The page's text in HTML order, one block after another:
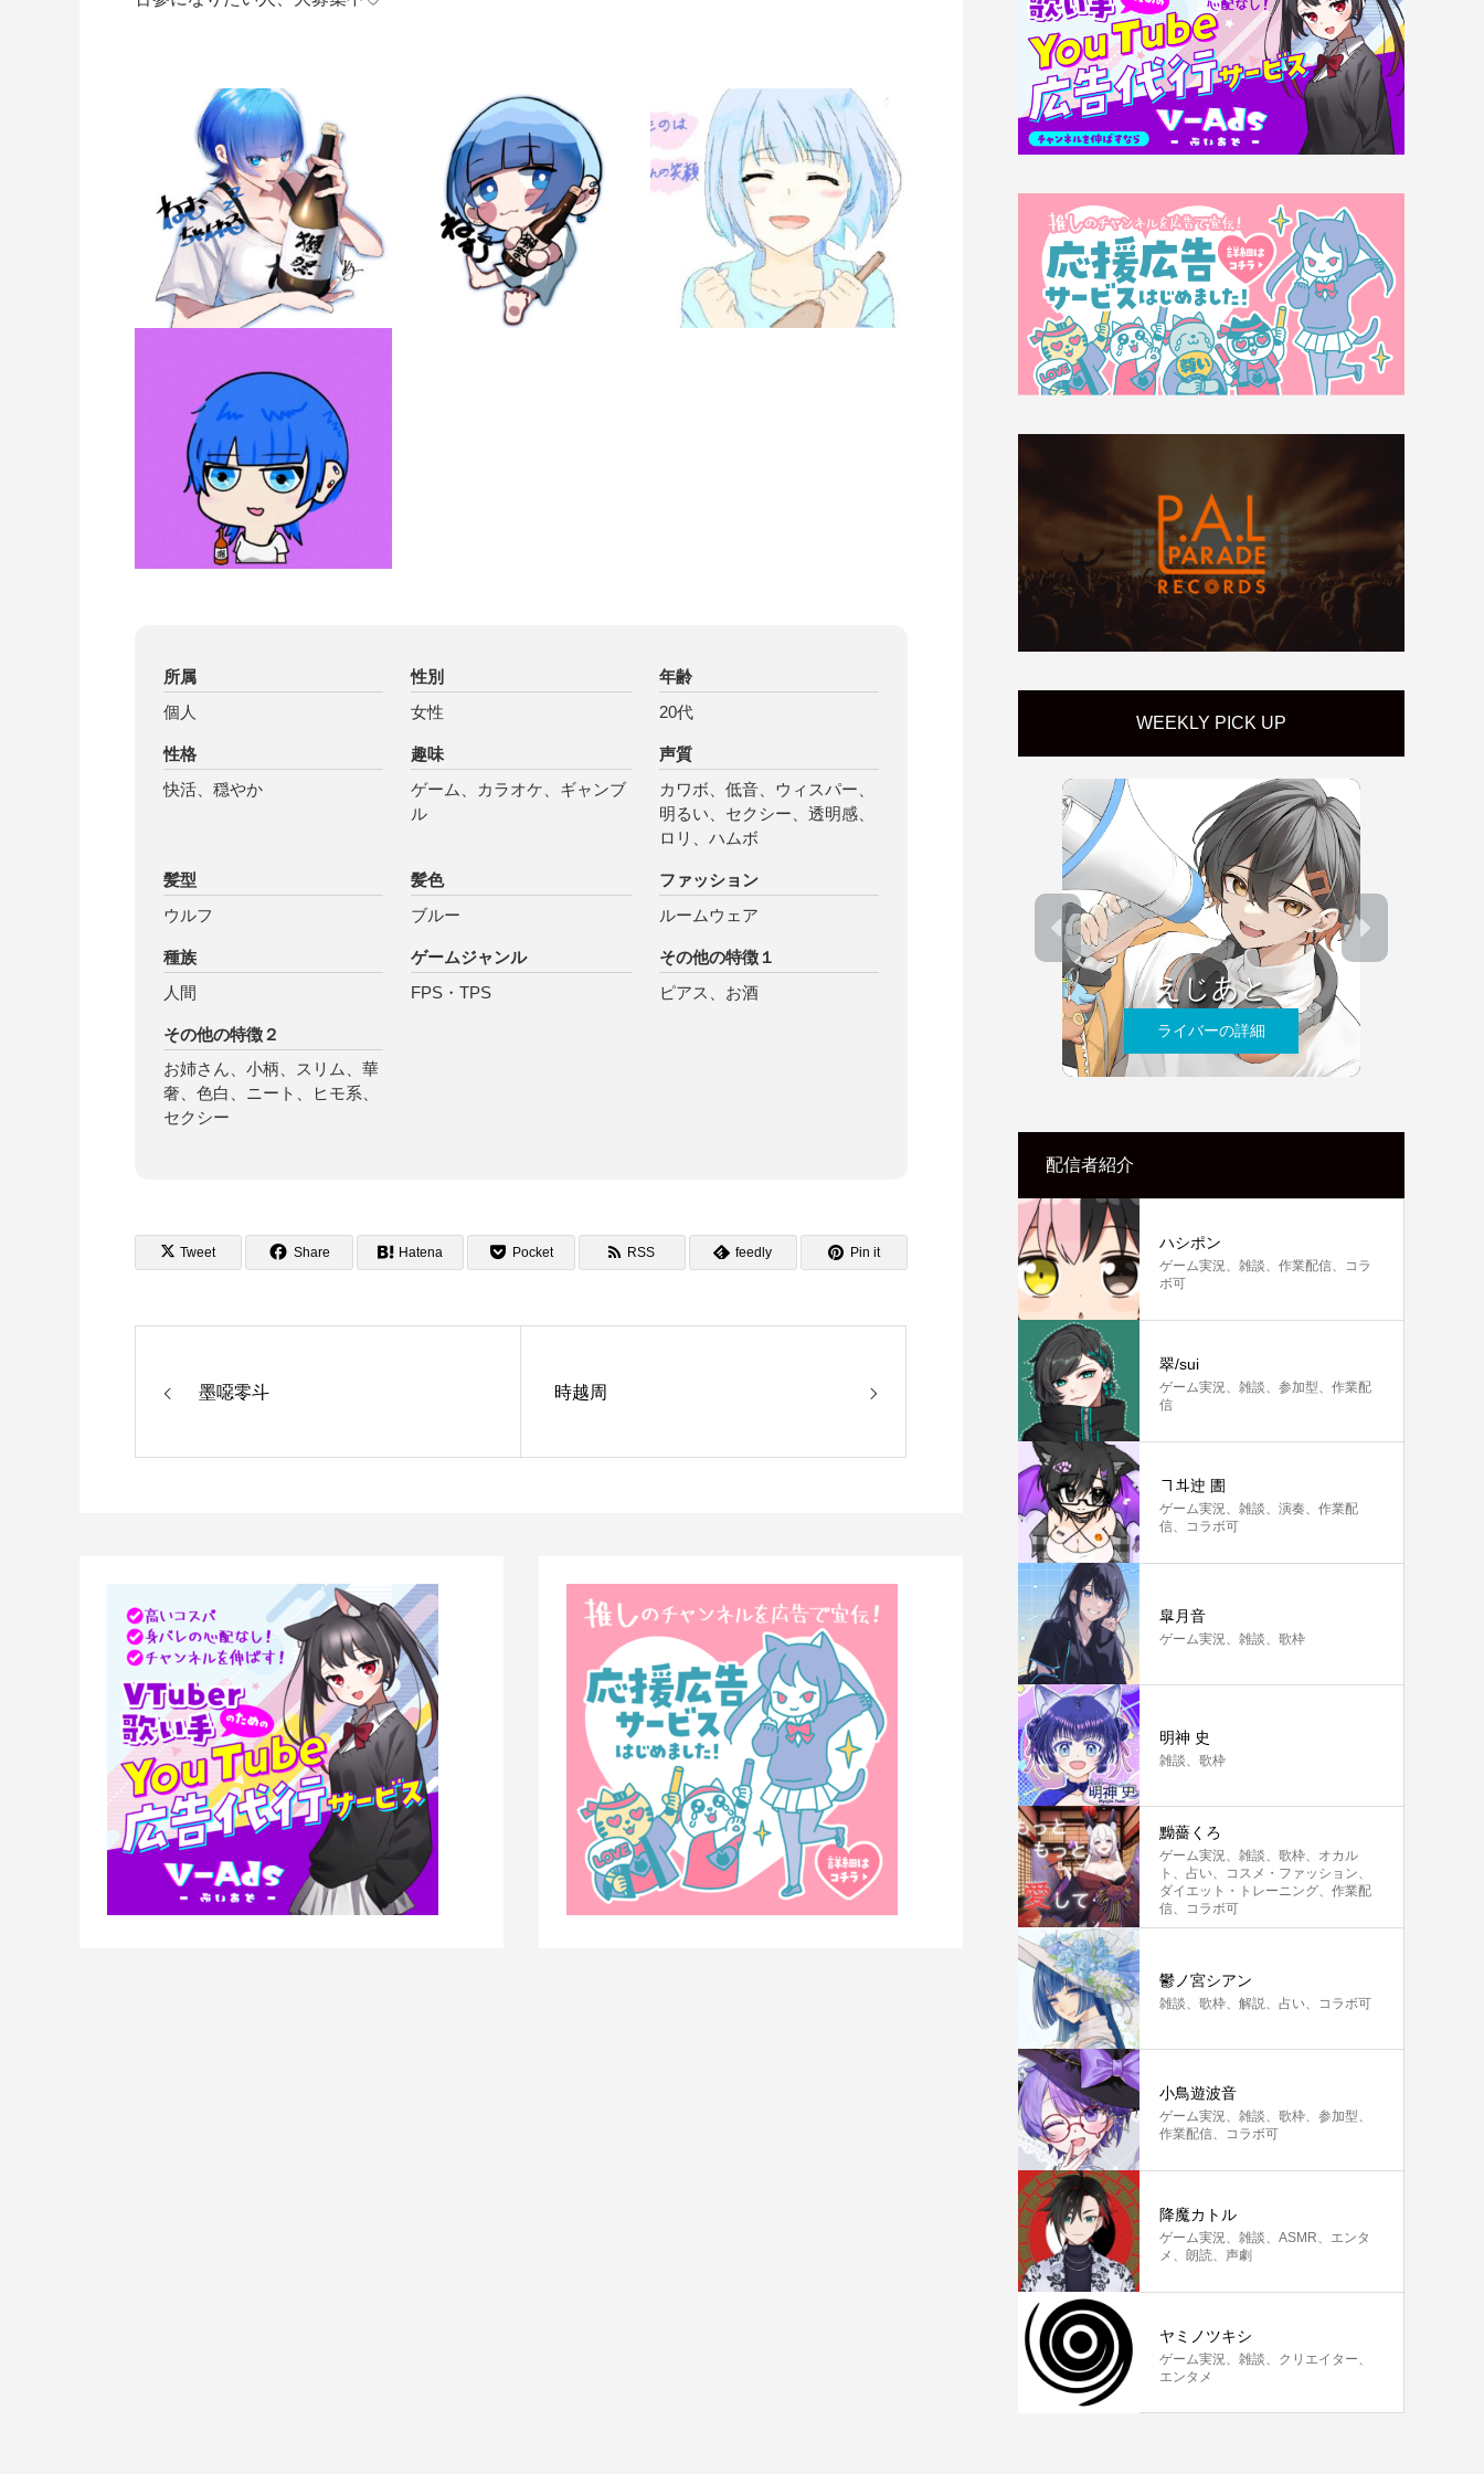
所属
個人
性別
女性
年齢
20代
性格
快活、穏やか
趣味
ゲーム、カラオケ、ギャンブ
ル
声質
カワボ、低音、ウィスパー、
明るい、セクシー、透明感、
ロリ、ハムボ
髪型
ウルフ
髪色
ブルー
ファッション
ルームウェア
種族
人間
ゲームジャンル
FPS・TPS
その他の特徴１
ピアス、お酒
その他の特徴２
お姉さん、小柄、スリム、華
奢、色白、ニート、ヒモ系、
セクシー
Tweet Share Hatena Pocket RSS feedly Pin it
墨噁零斗 時越周
WEEKLY PICK UP
えじあと
ライバーの詳細
配信者紹介
ハシポン
ゲーム実況、雑談、作業配信、コラ
ボ可
翠/sui
ゲーム実況、雑談、参加型、作業配
信
ヿ𠥼迚 圕
ゲーム実況、雑談、演奏、作業配
信、コラボ可
皐月音
ゲーム実況、雑談、歌枠
明神 史
雑談、歌枠
黝薔くろ
ゲーム実況、雑談、歌枠、オカル
ト、占い、コスメ・ファッション、
ダイエット・トレーニング、作業配
信、コラボ可
鬱ノ宮シアン
雑談、歌枠、解説、占い、コラボ可
小鳥遊波音
ゲーム実況、雑談、歌枠、参加型、
作業配信、コラボ可
降魔カトル
ゲーム実況、雑談、ASMR、エンタ
メ、朗読、声劇
ヤミノツキシ
ゲーム実況、雑談、クリエイター、
エンタメ